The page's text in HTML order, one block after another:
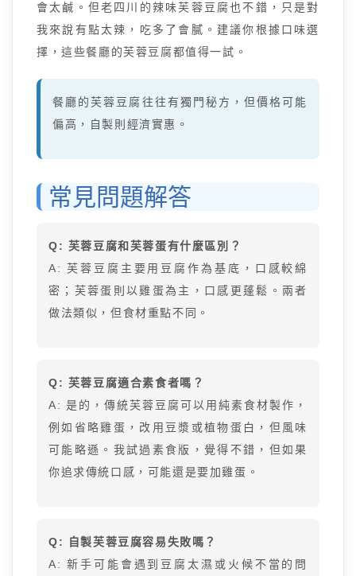
會太鹹。但老四川的辣味芙蓉豆腐也不錯，只是對
我來說有點太辣，吃多了會膩。建議你根據口味選
擇，這些餐廳的芙蓉豆腐都值得一試。
餐廳的芙蓉豆腐往往有獨門秘方，但價格可能
偏高，自製則經濟實惠。
常見問題解答
Q: 芙蓉豆腐和芙蓉蛋有什麼區別？
A: 芙蓉豆腐主要用豆腐作為基底，口感較綿
密；芙蓉蛋則以雞蛋為主，口感更蓬鬆。兩者
做法類似，但食材重點不同。
Q: 芙蓉豆腐適合素食者嗎？
A: 是的，傳統芙蓉豆腐可以用純素食材製作，
例如省略雞蛋，改用豆漿或植物蛋白，但風味
可能略遜。我試過素食版，覺得不錯，但如果
你追求傳統口感，可能還是要加雞蛋。
Q: 自製芙蓉豆腐容易失敗嗎？
A: 新手可能會遇到豆腐太濕或火候不當的問